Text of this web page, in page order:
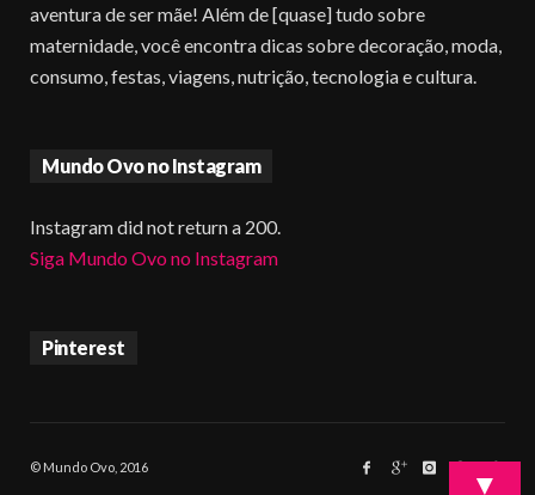
aventura de ser mãe! Além de [quase] tudo sobre
maternidade, você encontra dicas sobre decoração, moda,
consumo, festas, viagens, nutrição, tecnologia e cultura.
Mundo Ovo no Instagram
Instagram did not return a 200.
Siga Mundo Ovo no Instagram
Pinterest
© Mundo Ovo, 2016 ▼